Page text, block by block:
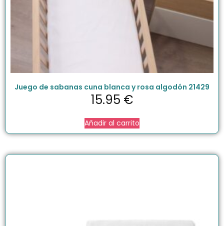
Juego de sabanas cuna blanca y rosa algodón 21429
15.95 €
Añadir al carrito